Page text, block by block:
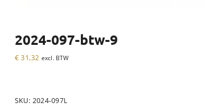
2024-097-btw-9
€ 31,32 excl. BTW
SKU:2024-097L